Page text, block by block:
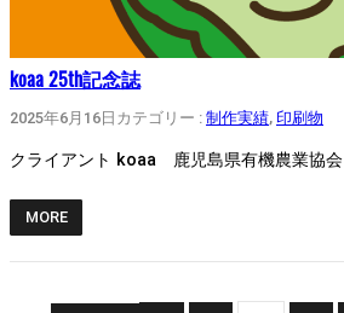
koaa 25th記念誌
2025年6月16日 カテゴリー : 制作実績, 印刷物
クライアント koaa 鹿児島県有機農業協会
MORE